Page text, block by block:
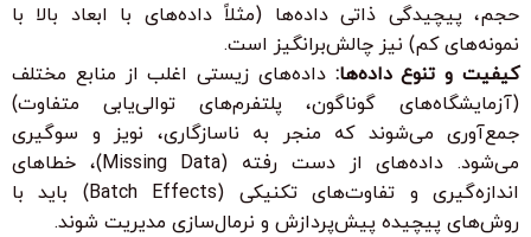
حجم، پیچیدگی ذاتی داده‌ها (مثلاً داده‌های با ابعاد بالا با
نمونه‌های کم) نیز چالش‌برانگیز است.
کیفیت و تنوع داده‌ها: داده‌های زیستی اغلب از منابع مختلف
(آزمایشگاه‌های گوناگون، پلتفرم‌های توالی‌یابی متفاوت)
جمع‌آوری می‌شوند که منجر به ناسازگاری، نویز و سوگیری
می‌شود. داده‌های از دست رفته (Missing Data)، خطاهای
اندازه‌گیری و تفاوت‌های تکنیکی (Batch Effects) باید با
روش‌های پیچیده پیش‌پردازش و نرمال‌سازی مدیریت شوند.